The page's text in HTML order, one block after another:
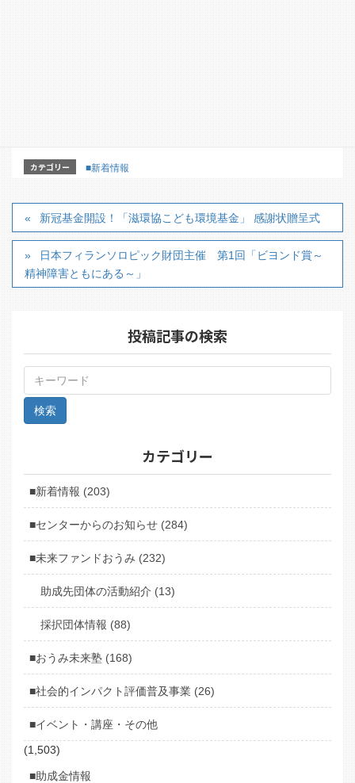
ンターからのお知らせ】情報ア
ップしました
新冠基金開設！「滋環協こども環境基金」 感謝状贈呈
式
カテゴリー ■新着情報
新冠基金開設！「滋環協こども環境基金」 感謝状贈呈式
日本フィランソロピック財団主催 第1回「ビヨンド賞～
精神障害ともにある～」
投稿記事の検索
カテゴリー
■新着情報 (203)
■センターからのお知らせ (284)
■未来ファンドおうみ (232)
助成先団体の活動紹介 (13)
採択団体情報 (88)
■おうみ未来塾 (168)
■社会的インパクト評価普及事業 (26)
■イベント・講座・その他
(1,503)
■助成金情報